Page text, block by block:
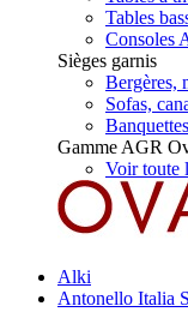
Tables
Consoles
Sièges garnis
Bergères,
Sofas,
Gamme AGR
Voir toute
Alki
Antonello Italia